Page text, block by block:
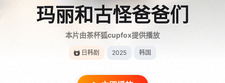
玛丽和古怪爸爸们
本片由茶杯狐cupfox提供播放
日韩剧 2025 韩国